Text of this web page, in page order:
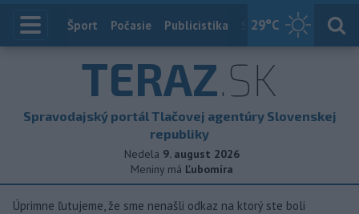
29°C
Index
Šport Počasie Publicistika Slovensko
TERAZ.SK
Spravodajský portál Tlačovej agentúry Slovenskej
republiky
Nedela 9. august 2026
Meniny má Ľubomíra
Úprimne ľutujeme, že sme nenašli odkaz na ktorý ste boli